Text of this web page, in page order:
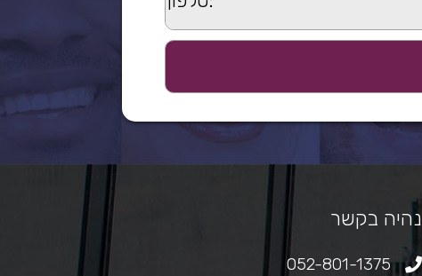
נהיה בקשר
052-801-1375